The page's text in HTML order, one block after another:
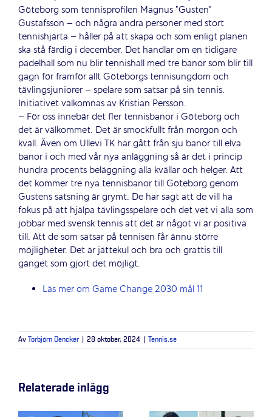
Göteborg som tennisprofilen Magnus ”Gusten”
Gustafsson – och några andra personer med stort
tennishjärta – håller på att skapa och som enligt planen
ska stå färdig i december. Det handlar om en tidigare
padelhall som nu blir tennishall med tre banor som blir till
gagn för framför allt Göteborgs tennisungdom och
tävlingsjuniorer – spelare som satsar på sin tennis.
Initiativet välkomnas av Kristian Persson.
– För oss innebär det fler tennisbanor i Göteborg och
det är välkommet. Det är smockfullt från morgon och
kväll. Även om Ullevi TK har gått från sju banor till elva
banor i och med vår nya anläggning så är det i princip
hundra procents beläggning alla kvällar och helger. Att
det kommer tre nya tennisbanor till Göteborg genom
Gustens satsning är grymt. De har sagt att de vill ha
fokus på att hjälpa tävlingsspelare och det vet vi alla som
jobbar med svensk tennis att det är något vi är positiva
till. Att de som satsar på tennisen får ännu större
möjligheter. Det är jättekul och bra och grattis till
gänget som gjort det möjligt.
Läs mer om Game Change 2030 mål 11
Av Torbjörn Dencker 28 oktober, 2024 Tennis.se
Relaterade inlägg